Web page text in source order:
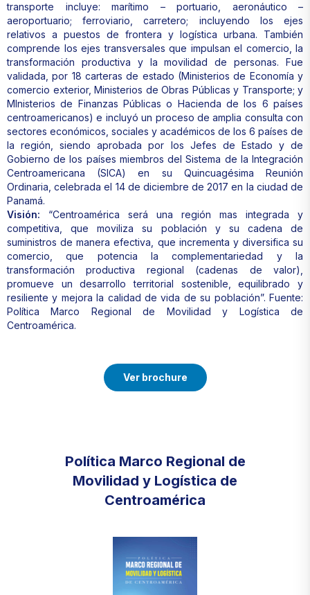
transporte incluye: marítimo – portuario, aeronáutico –
aeroportuario; ferroviario, carretero; incluyendo los ejes
relativos a puestos de frontera y logística urbana. También
comprende los ejes transversales que impulsan el comercio, la
transformación productiva y la movilidad de personas. Fue
validada, por 18 carteras de estado (Ministerios de Economía y
comercio exterior, Ministerios de Obras Públicas y Transporte; y
MInisterios de Finanzas Públicas o Hacienda de los 6 países
centroamericanos) e incluyó un proceso de amplia consulta con
sectores económicos, sociales y académicos de los 6 países de
la región, siendo aprobada por los Jefes de Estado y de
Gobierno de los países miembros del Sistema de la Integración
Centroamericana (SICA) en su Quincuagésima Reunión
Ordinaria, celebrada el 14 de diciembre de 2017 en la ciudad de
Panamá.
Visión: “Centroamérica será una región mas integrada y
competitiva, que moviliza su población y su cadena de
suministros de manera efectiva, que incrementa y diversifica su
comercio, que potencia la complementariedad y la
transformación productiva regional (cadenas de valor),
promueve un desarrollo territorial sostenible, equilibrado y
resiliente y mejora la calidad de vida de su población”. Fuente:
Política Marco Regional de Movilidad y Logística de
Centroamérica.
Ver brochure
Política Marco Regional de
Movilidad y Logística de
Centroamérica